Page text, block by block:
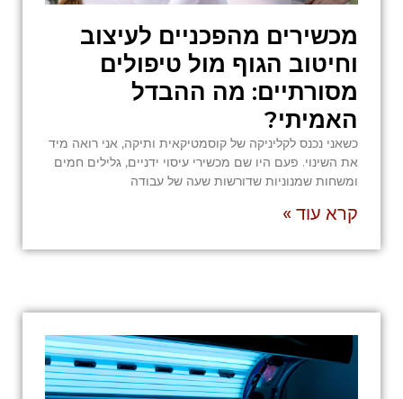
מכשירים מהפכניים לעיצוב
וחיטוב הגוף מול טיפולים
מסורתיים: מה ההבדל
האמיתי?
כשאני נכנס לקליניקה של קוסמטיקאית ותיקה, אני רואה מיד
את השינוי. פעם היו שם מכשירי עיסוי ידניים, גלילים חמים
ומשחות שמנוניות שדורשות שעה של עבודה
קרא עוד »